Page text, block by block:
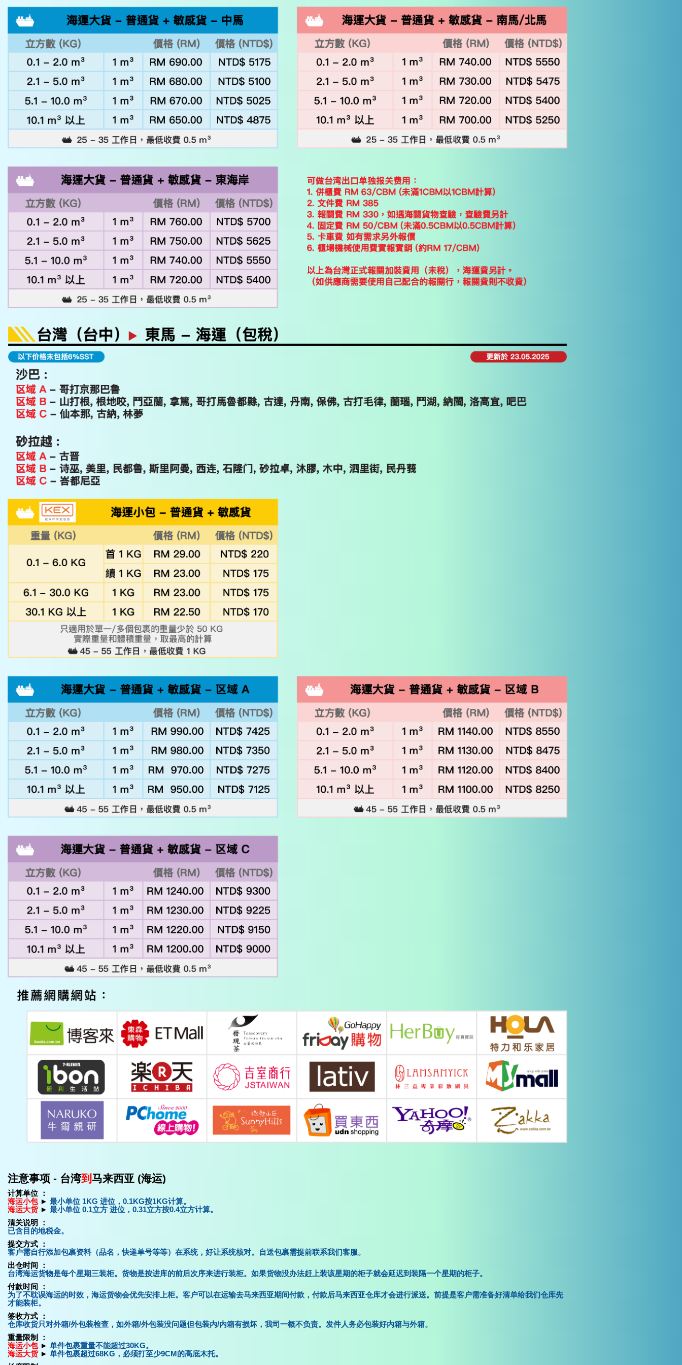
注意事项 - 台湾到 马来西亚 (海运)
计算单位 ：
海运小包 ► 最小单位 1KG 进位，0.1KG按1KG计算。
海运大货 ► 最小单位 0.1立方 进位，0.31立方按0.4立方计算。
清关说明 ：
已含目的地税金。
提交方式 ：
客户需自行添加包裹资料（品名，快递单号等等）在系统，好让系统核对。自送包裹需提前联系我们客服。
出仓时间 ：
台湾海运货物是每个星期三装柜。货物是按进库的前后次序来进行装柜。如果货物没办法赶上装该星期的柜子就会延迟到装隔一个星期的柜子。
付款时间 ：
为了不耽误海运的时效，海运货物会优先安排上柜。客户可以在运输去马来西亚期间付款，付款后马来西亚仓库才会进行派送。前提是客户需准备好清单给我们仓库先
才能装柜。
签收方式 ：
仓库收货只对外箱/外包装检查，如外箱/外包装没问题但包装内/内箱有损坏，我司一概不负责。发件人务必包装好内箱与外箱。
重量限制 ：
海运小包 ► 单件包裹重量不能超过30KG。
海运大货 ► 单件包裹超过68KG，必须打至少9CM的高底木托。